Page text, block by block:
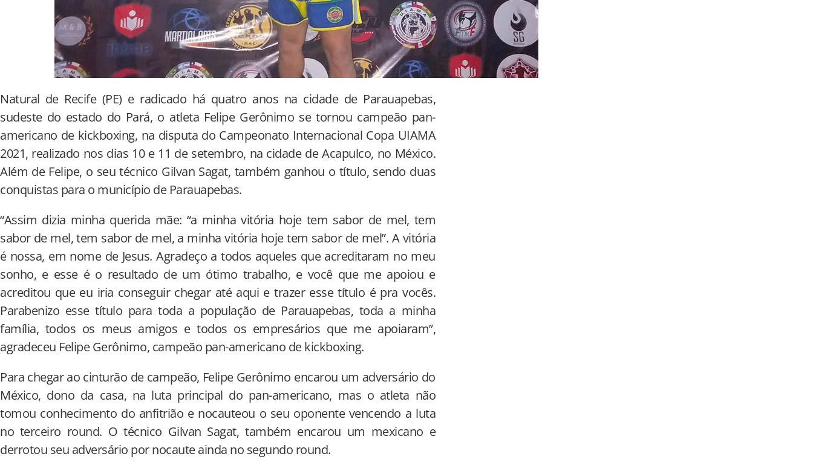
Natural de Recife (PE) e radicado há quatro anos na cidade de Parauapebas,
sudeste do estado do Pará, o atleta Felipe Gerônimo se tornou campeão pan-
americano de kickboxing, na disputa do Campeonato Internacional Copa UIAMA
2021, realizado nos dias 10 e 11 de setembro, na cidade de Acapulco, no México.
Além de Felipe, o seu técnico Gilvan Sagat, também ganhou o título, sendo duas
conquistas para o município de Parauapebas.
“Assim dizia minha querida mãe: “a minha vitória hoje tem sabor de mel, tem
sabor de mel, tem sabor de mel, a minha vitória hoje tem sabor de mel”. A vitória
é nossa, em nome de Jesus. Agradeço a todos aqueles que acreditaram no meu
sonho, e esse é o resultado de um ótimo trabalho, e você que me apoiou e
acreditou que eu iria conseguir chegar até aqui e trazer esse título é pra vocês.
Parabenizo esse título para toda a população de Parauapebas, toda a minha
família, todos os meus amigos e todos os empresários que me apoiaram”,
agradeceu Felipe Gerônimo, campeão pan-americano de kickboxing.
Para chegar ao cinturão de campeão, Felipe Gerônimo encarou um adversário do
México, dono da casa, na luta principal do pan-americano, mas o atleta não
tomou conhecimento do anfitrião e nocauteou o seu oponente vencendo a luta
no terceiro round. O técnico Gilvan Sagat, também encarou um mexicano e
derrotou seu adversário por nocaute ainda no segundo round.